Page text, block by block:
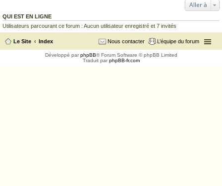
Aller à
QUI EST EN LIGNE
Utilisateurs parcourant ce forum : Aucun utilisateur enregistré et 7 invités
Le Site Index L’équipe du forum
Nous contacter
Développé parphpBB® Forum Software © phpBB Limited
Traduit parphpBB-fr.com